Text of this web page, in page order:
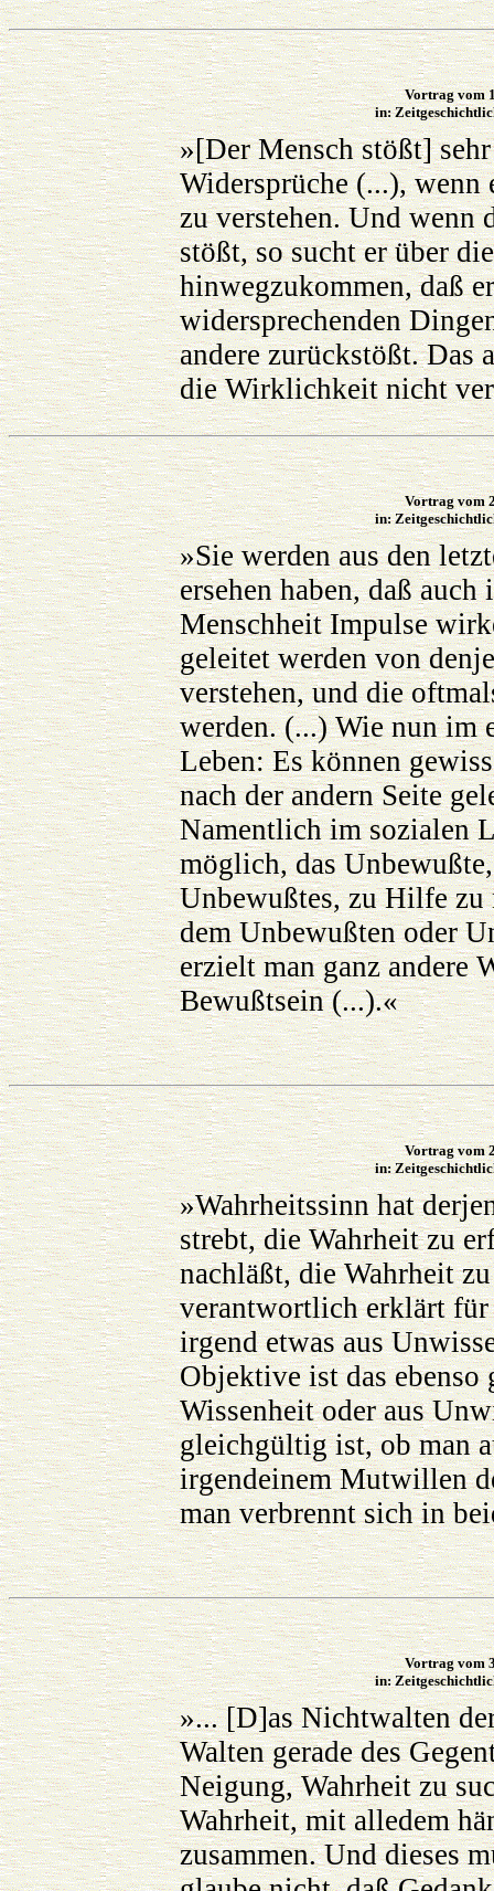
Vortrag vom
in:
»[Der Mensch stößt]
Widersprüche (...),
zu verstehen. Und wenn
stößt, so sucht er über
hinwegzukommen, daß
widersprechenden
andere zurückstößt. Das
die Wirklichkeit nicht
Vortrag vom
in:
»Sie werden aus den
ersehen haben, daß
Menschheit Impulse
geleitet werden von
verstehen, und die
werden. (...) Wie nun im
Leben: Es können
nach der andern Seite
Namentlich im sozialen
möglich, das
Unbewußtes, zu Hilfe zu
dem Unbewußten oder
erzielt man ganz andere
Bewußtsein (...).«
Vortrag vom
in:
»Wahrheitssinn hat
strebt, die Wahrheit zu
nachläßt, die Wahrheit
verantwortlich erklärt für
irgend etwas aus
Objektive ist das
Wissenheit oder aus
gleichgültig ist, ob man
irgendeinem Mutwillen
man verbrennt sich in
Vortrag vom
in:
»... [D]as Nichtwalten
Walten gerade des
Neigung, Wahrheit zu
Wahrheit, mit alledem
zusammen. Und dieses